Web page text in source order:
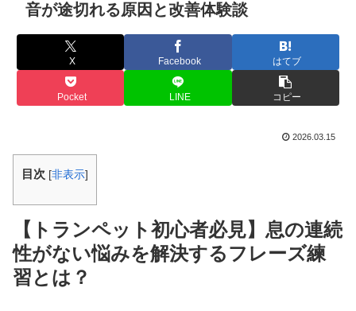
音が途切れる原因と改善体験談
X Facebook はてブ
Pocket LINE コピー
2026.03.15
目次 [非表示]
【トランペット初心者必見】息の連続
性がない悩みを解決するフレーズ練
習とは？